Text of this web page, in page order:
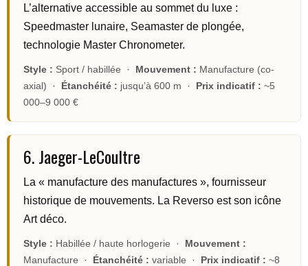
L’alternative accessible au sommet du luxe :
Speedmaster lunaire, Seamaster de plongée,
technologie Master Chronometer.
Style : Sport / habillée · Mouvement : Manufacture (co-
axial) · Étanchéité : jusqu’à 600 m · Prix indicatif : ~5
000–9 000 €
6. Jaeger-LeCoultre
La « manufacture des manufactures », fournisseur
historique de mouvements. La Reverso est son icône
Art déco.
Style : Habillée / haute horlogerie · Mouvement :
Manufacture · Étanchéité : variable · Prix indicatif : ~8